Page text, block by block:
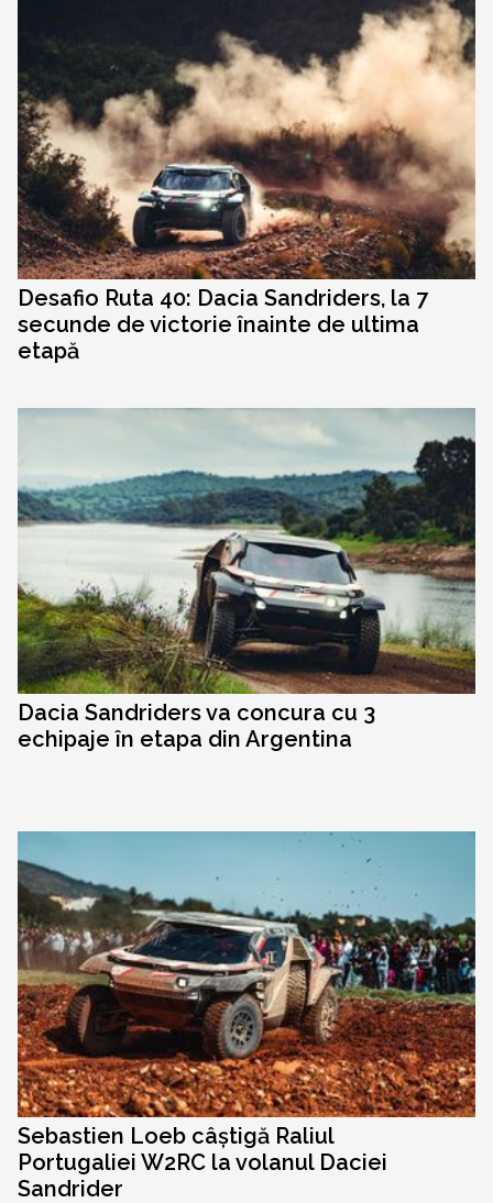
Desafio Ruta 40: Dacia Sandriders, la 7
secunde de victorie înainte de ultima
etapă
Dacia Sandriders va concura cu 3
echipaje în etapa din Argentina
Sebastien Loeb câștigă Raliul
Portugaliei W2RC la volanul Daciei
Sandrider